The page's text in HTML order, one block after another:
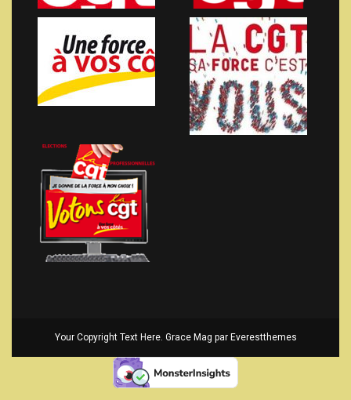
Your Copyright Text Here. Grace Mag par Everestthemes